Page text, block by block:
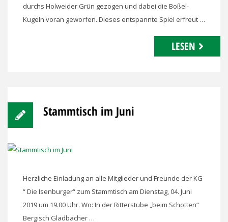
durchs Holweider Grün gezogen und dabei die Boßel-
Kugeln voran geworfen. Dieses entspannte Spiel erfreut …
LESEN
Stammtisch im Juni
Herzliche Einladung an alle Mitglieder und Freunde der KG
“ Die Isenburger“ zum Stammtisch am Dienstag, 04. Juni
2019 um 19.00 Uhr. Wo: In der Ritterstube „beim Schotten“
Bergisch Gladbacher …